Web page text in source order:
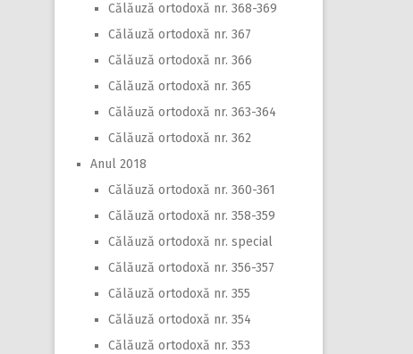
Călăuză ortodoxă nr. 368-369
Călăuză ortodoxă nr. 367
Călăuză ortodoxă nr. 366
Călăuză ortodoxă nr. 365
Călăuză ortodoxă nr. 363-364
Călăuză ortodoxă nr. 362
Anul 2018
Călăuză ortodoxă nr. 360-361
Călăuză ortodoxă nr. 358-359
Călăuză ortodoxă nr. special
Călăuză ortodoxă nr. 356-357
Călăuză ortodoxă nr. 355
Călăuză ortodoxă nr. 354
Călăuză ortodoxă nr. 353